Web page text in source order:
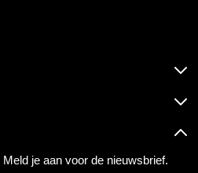
je aan voor de nieuwsbrief.